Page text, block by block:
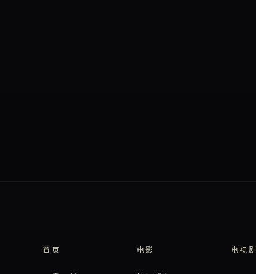
首页 电影 电视剧